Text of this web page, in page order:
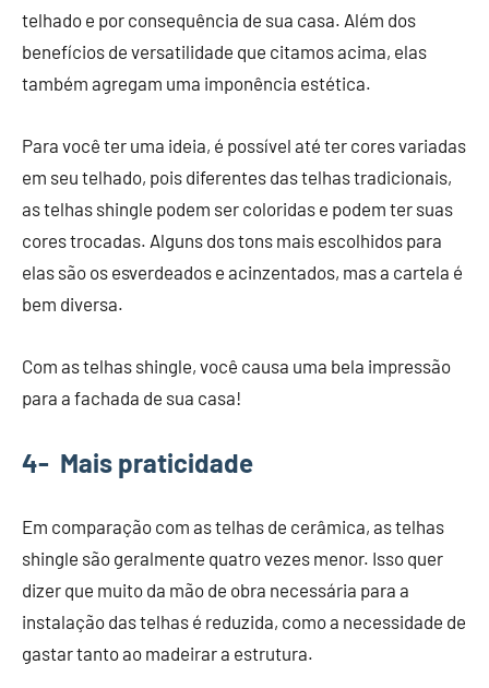
telhado e por consequência de sua casa. Além dos
benefícios de versatilidade que citamos acima, elas
também agregam uma imponência estética.
Para você ter uma ideia, é possível até ter cores variadas
em seu telhado, pois diferentes das telhas tradicionais,
as telhas shingle podem ser coloridas e podem ter suas
cores trocadas. Alguns dos tons mais escolhidos para
elas são os esverdeados e acinzentados, mas a cartela é
bem diversa.
Com as telhas shingle, você causa uma bela impressão
para a fachada de sua casa!
4- Mais praticidade
Em comparação com as telhas de cerâmica, as telhas
shingle são geralmente quatro vezes menor. Isso quer
dizer que muito da mão de obra necessária para a
instalação das telhas é reduzida, como a necessidade de
gastar tanto ao madeirar a estrutura.